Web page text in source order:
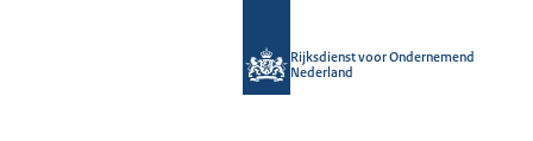
Rijksdienst voor Ondernemend
Nederland